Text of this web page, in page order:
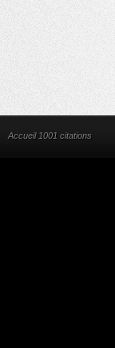
Accueil 1001 citations